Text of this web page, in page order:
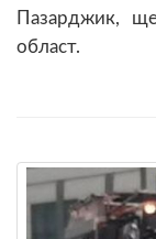
Пазарджик,
област.